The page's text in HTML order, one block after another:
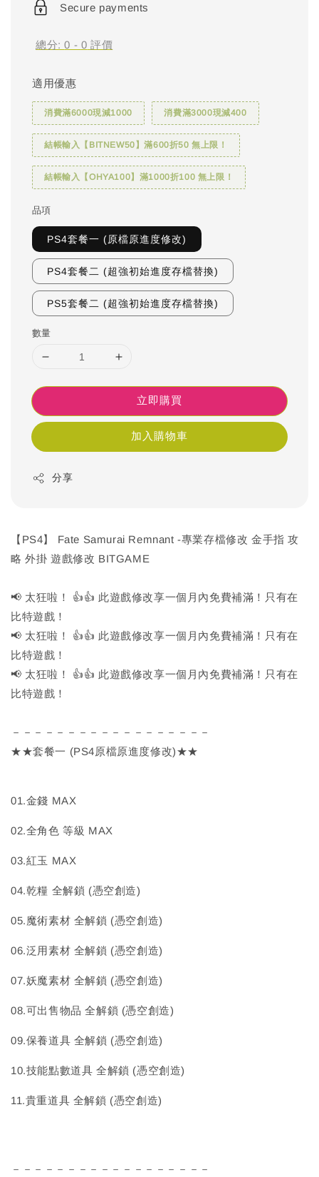
Secure payments
總分:0 - 0 評價
適用優惠
消費滿6000現減1000 消費滿3000現減400
結帳輸入【BITNEW50】滿600折50 無上限！
結帳輸入【OHYA100】滿1000折100 無上限！
品項
PS4套餐一 (原檔原進度修改)
PS4套餐二 (超強初始進度存檔替換)
PS5套餐二 (超強初始進度存檔替換)
數量
立即購買
加入購物車
分享
【PS4】 Fate Samurai Remnant -專業存檔修改 金手指 攻
略 外掛 遊戲修改 BITGAME
📢 太狂啦！ 👍👍 此遊戲修改享一個月內免費補滿！只有在
比特遊戲！
📢 太狂啦！ 👍👍 此遊戲修改享一個月內免費補滿！只有在
比特遊戲！
📢 太狂啦！ 👍👍 此遊戲修改享一個月內免費補滿！只有在
比特遊戲！
－－－－－－－－－－－－－－－－－－
★★套餐一 (PS4原檔原進度修改)★★
01.金錢 MAX
02.全角色 等級 MAX
03.紅玉 MAX
04.乾糧 全解鎖 (憑空創造)
05.魔術素材 全解鎖 (憑空創造)
06.泛用素材 全解鎖 (憑空創造)
07.妖魔素材 全解鎖 (憑空創造)
08.可出售物品 全解鎖 (憑空創造)
09.保養道具 全解鎖 (憑空創造)
10.技能點數道具 全解鎖 (憑空創造)
11.貴重道具 全解鎖 (憑空創造)
－－－－－－－－－－－－－－－－－－